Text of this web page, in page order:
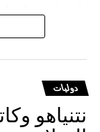
وسيدفع ثمنا
المشروعة للشعوب
السعودية أن تعي
في رفع الحصار عن
دوليات
نتنياهو